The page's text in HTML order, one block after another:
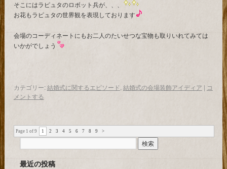
そこにはラピュタのロボット兵が、、、
お花もラピュタの世界観を表現しております
会場のコーディネートにもお二人のたいせつな宝物も取りいれてみては
いかがでしょう
カテゴリー:結婚式に関するエピソード 結婚式の会場装飾アイディア | コ
メントする
Page 1 of 9 1 2 3 4 5 6 7 8 9 >
最近の投稿